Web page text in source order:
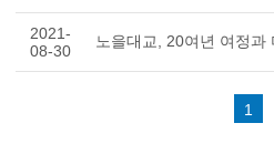
2021-
08-30
노을대교, 20여년 여정과
1